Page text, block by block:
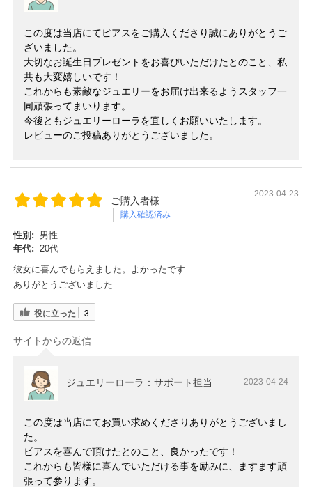
この度は当店にてピアスをご購入くださり誠にありがとうご
ざいました。
大切なお誕生日プレゼントをお喜びいただけたとのこと、私
共も大変嬉しいです！
これからも素敵なジュエリーをお届け出来るようスタッフ一
同頑張ってまいります。
今後ともジュエリーローラを宜しくお願いいたします。
レビューのご投稿ありがとうございました。
ご購入者様
購入確認済み
2023-04-23
性別:
男性
年代: 20代
彼女に喜んでもらえました。よかったです
ありがとうございました
役に立った 3
サイトからの返信
ジュエリーローラ：サポート担当 2023-04-24
この度は当店にてお買い求めくださりありがとうございまし
た。
ピアスを喜んで頂けたとのこと、良かったです！
これからも皆様に喜んでいただける事を励みに、ますます頑
張って参ります。